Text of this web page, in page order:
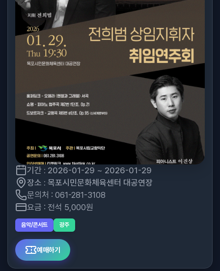
기간 : 2026-01-29 ~ 2026-01-29
장소 : 목포시민문화체육센터 대공연장
문의처 : 061-281-3108
요금 : 전석 5,000원
음악/콘서트 광주
예매하기